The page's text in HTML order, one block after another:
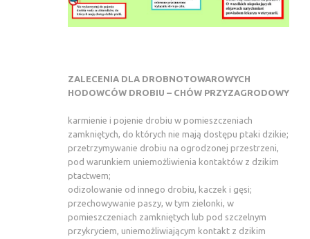
ZALECENIA DLA DROBNOTOWAROWYCH
HODOWCÓW DROBIU – CHÓW PRZYZAGRODOWY
karmienie i pojenie drobiu w pomieszczeniach
zamkniętych, do których nie mają dostępu ptaki dzikie;
przetrzymywanie drobiu na ogrodzonej przestrzeni,
pod warunkiem uniemożliwienia kontaktów z dzikim
ptactwem;
odizolowanie od innego drobiu, kaczek i gęsi;
przechowywanie paszy, w tym zielonki, w
pomieszczeniach zamkniętych lub pod szczelnym
przykryciem, uniemożliwiającym kontakt z dzikim